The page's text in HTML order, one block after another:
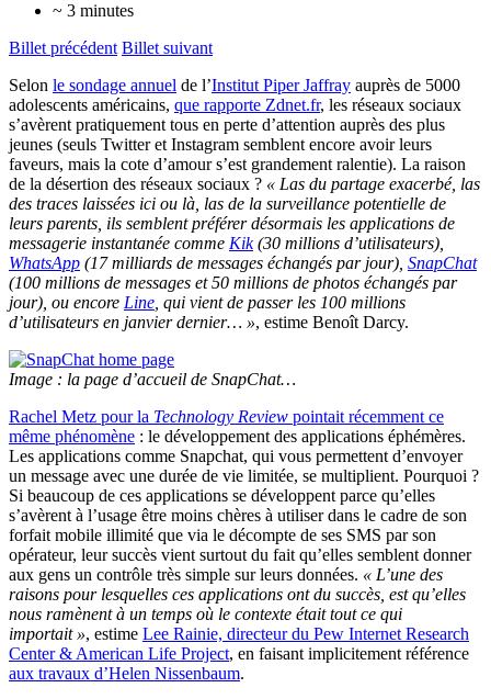
~ 3 minutes
Billet précédent Billet suivant
Selon le sondage annuel de l’Institut Piper Jaffray auprès de 5000
adolescents américains, que rapporte Zdnet.fr, les réseaux sociaux
s’avèrent pratiquement tous en perte d’attention auprès des plus
jeunes (seuls Twitter et Instagram semblent encore avoir leurs
faveurs, mais la cote d’amour s’est grandement ralentie). La raison
de la désertion des réseaux sociaux ? « Las du partage exacerbé, las
des traces laissées ici ou là, las de la surveillance potentielle de
leurs parents, ils semblent préférer désormais les applications de
messagerie instantanée comme Kik(30 millions d’utilisateurs),
WhatsApp (17 milliards de messages échangés par jour), SnapChat
(100 millions de messages et 50 millions de photos échangés par
jour), ou encore Line , qui vient de passer les 100 millions
d’utilisateurs en janvier dernier… », estime Benoît Darcy.
Image : la page d’accueil de SnapChat…
Rachel Metz pour la Technology Review pointait récemment ce
même phénomène : le développement des applications éphémères.
Les applications comme Snapchat, qui vous permettent d’envoyer
un message avec une durée de vie limitée, se multiplient. Pourquoi ?
Si beaucoup de ces applications se développent parce qu’elles
s’avèrent à l’usage être moins chères à utiliser dans le cadre de son
forfait mobile illimité que via le décompte de ses SMS par son
opérateur, leur succès vient surtout du fait qu’elles semblent donner
aux gens un contrôle très simple sur leurs données. « L’une des
raisons pour lesquelles ces applications ont du succès, est qu’elles
nous ramènent à un temps où le contexte était tout ce qui
importait », estime Lee Rainie, directeur du Pew Internet Research
Center & American Life Project, en faisant implicitement référence
aux travaux d’Helen Nissenbaum.